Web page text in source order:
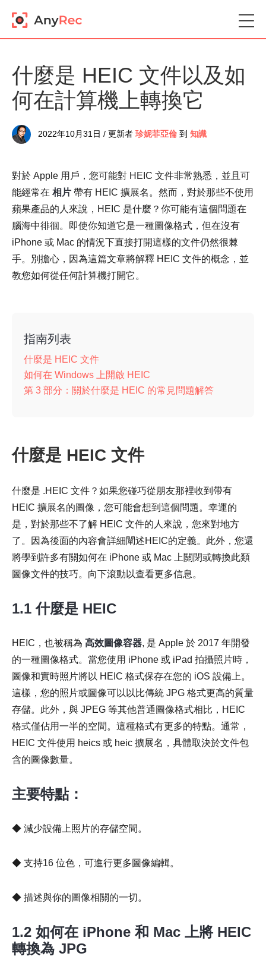
什麼是 HEIC 文件以及如
何在計算機上轉換它
2022年10月31日 / 更新者 珍妮菲亞倫 到 知識
對於 Apple 用戶，您可能對 HEIC 文件非常熟悉，並且可
能經常在 相片 帶有 HEIC 擴展名。然而，對於那些不使用
蘋果產品的人來說，HEIC 是什麼？你可能有這個問題在
腦海中徘徊。即使你知道它是一種圖像格式，但在沒有
iPhone 或 Mac 的情況下直接打開這樣的文件仍然很棘
手。別擔心，因為這篇文章將解釋 HEIC 文件的概念，並
教您如何從任何計算機打開它。
指南列表
什麼是 HEIC 文件
如何在 Windows 上開啟 HEIC
第 3 部分：關於什麼是 HEIC 的常見問題解答
什麼是 HEIC 文件
什麼是 .HEIC 文件？如果您碰巧從朋友那裡收到帶有
HEIC 擴展名的圖像，您可能會想到這個問題。幸運的
是，對於那些不了解 HEIC 文件的人來說，您來對地方
了。因為後面的內容會詳細闡述HEIC的定義。此外，您還
將學到許多有關如何在 iPhone 或 Mac 上關閉或轉換此類
圖像文件的技巧。向下滾動以查看更多信息。
1.1 什麼是 HEIC
HEIC，也被稱為 高效圖像容器, 是 Apple 於 2017 年開發
的一種圖像格式。當您使用 iPhone 或 iPad 拍攝照片時，
圖像和實時照片將以 HEIC 格式保存在您的 iOS 設備上。
這樣，您的照片或圖像可以以比傳統 JPG 格式更高的質量
存儲。此外，與 JPEG 等其他普通圖像格式相比，HEIC
格式僅佔用一半的空間。這種格式有更多的特點。通常，
HEIC 文件使用 heics 或 heic 擴展名，具體取決於文件包
含的圖像數量。
主要特點：
◆ 減少設備上照片的存儲空間。
◆ 支持16 位色，可進行更多圖像編輯。
◆ 描述與你的圖像相關的一切。
1.2 如何在 iPhone 和 Mac 上將 HEIC
轉換為 JPG